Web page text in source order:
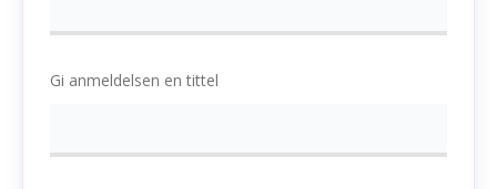
Gi anmeldelsen en tittel